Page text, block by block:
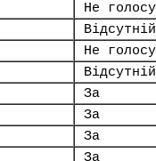
Не
Відсутній
Не
Відсутній
За
За
За
За